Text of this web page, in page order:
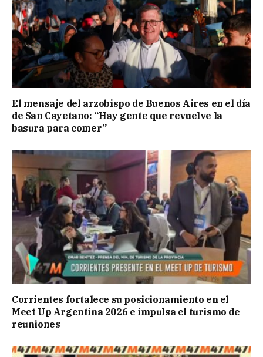
El mensaje del arzobispo de Buenos Aires en el día
de San Cayetano: “Hay gente que revuelve la
basura para comer”
Corrientes fortalece su posicionamiento en el
Meet Up Argentina 2026 e impulsa el turismo de
reuniones